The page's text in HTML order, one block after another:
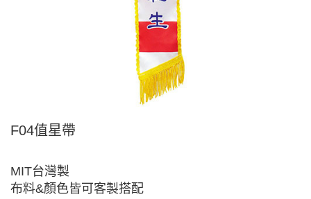
F04值星帶
MIT台灣製
布料&顏色皆可客製搭配